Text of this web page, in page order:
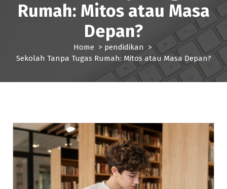
Rumah: Mitos atau Masa
Depan?
Home > pendidikan >
Sekolah Tanpa Tugas Rumah: Mitos atau Masa Depan?